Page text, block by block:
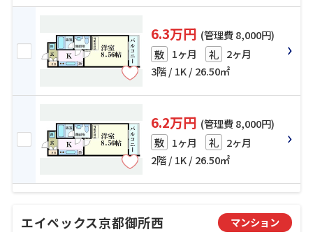
6.3万円 (管理費 8,000円)
敷 1ヶ月 礼 2ヶ月
3階 / 1K / 26.50㎡
6.2万円 (管理費 8,000円)
敷 1ヶ月 礼 2ヶ月
2階 / 1K / 26.50㎡
エイペックス京都御所西 マンション